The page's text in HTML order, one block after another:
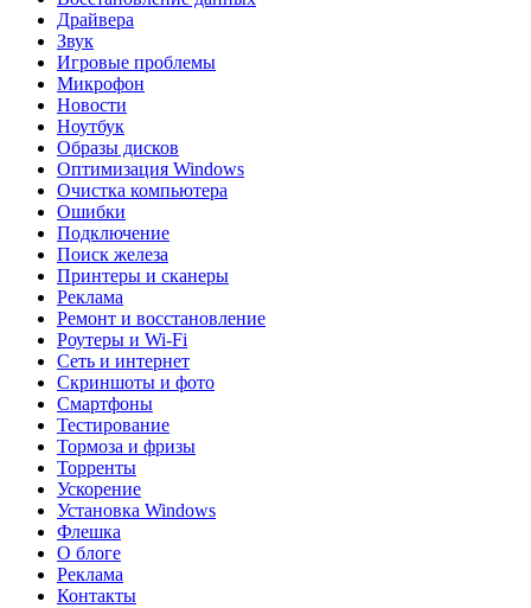
Драйвера
Звук
Игровые проблемы
Микрофон
Новости
Ноутбук
Образы дисков
Оптимизация Windows
Очистка компьютера
Ошибки
Подключение
Поиск железа
Принтеры и сканеры
Реклама
Ремонт и восстановление
Роутеры и Wi-Fi
Сеть и интернет
Скриншоты и фото
Смартфоны
Тестирование
Тормоза и фризы
Торренты
Ускорение
Установка Windows
Флешка
О блоге
Реклама
Контакты